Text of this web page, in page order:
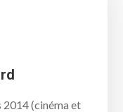
2014 (cinéma et